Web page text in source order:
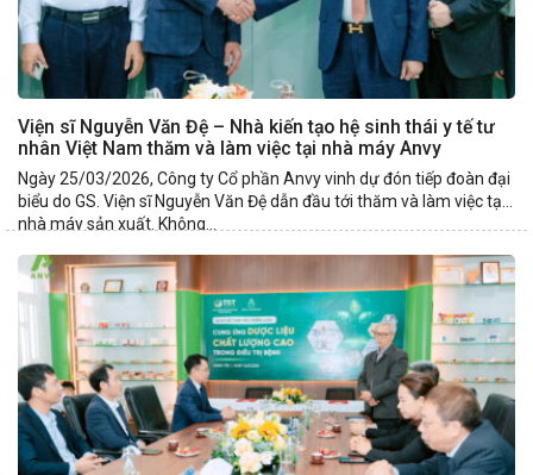
Viện sĩ Nguyễn Văn Đệ – Nhà kiến tạo hệ sinh thái y tế tư
nhân Việt Nam thăm và làm việc tại nhà máy Anvy
Ngày 25/03/2026, Công ty Cổ phần Anvy vinh dự đón tiếp đoàn đại
biểu do GS. Viện sĩ Nguyễn Văn Đệ dẫn đầu tới thăm và làm việc tại
nhà máy sản xuất. Không...